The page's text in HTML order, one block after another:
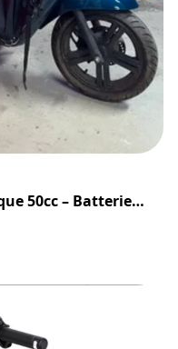
50cc – Batterie